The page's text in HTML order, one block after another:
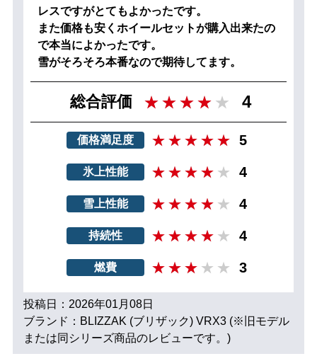
レスですがとてもよかったです。
また価格も安くホイールセットが購入出来たの
で本当によかったです。
雪がそろそろ本番なので期待してます。
総合評価 4
価格満足度 5
氷上性能 4
雪上性能 4
持続性 4
燃費 3
投稿日：2026年01月08日
ブランド：BLIZZAK (ブリザック) VRX3 (※旧モデル
または同シリーズ商品のレビューです。)